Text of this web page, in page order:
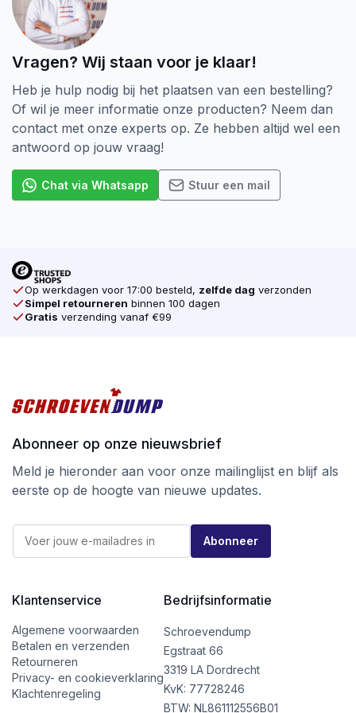
Tot slot is bij Schroevendump Next generation een
wijziging in de verpakking doorgevoerd. De vertrouwde
doos is gelijk gebleven, maar heeft nu geen kijkvenster
verwerkt is.
Ga voor kwaliteit tegen de beste prijs
bij schroevendump.nl en neem een kijkje op
onze instragrampagina.
Vragen? Wij staan voor je klaar!
Heb je hulp nodig bij het plaatsen van een bestelling?
Of wil je meer informatie onze producten? Neem dan
contact met onze experts op. Ze hebben altijd wel een
antwoord op jouw vraag!
Chat via Whatsapp Stuur een mail
Op werkdagen voor 17:00 besteld, zelfde dag verzonden
Simpel retourneren binnen 100 dagen
Gratis verzending vanaf €99
Abonneer op onze nieuwsbrief
Meld je hieronder aan voor onze mailinglijst en blijf als
eerste op de hoogte van nieuwe updates.
E
m
l
Abonneer
Klantenservice
Algemene voorwaarden
Betalen en verzenden
Retourneren
Privacy- en cookieverklaring
Klachtenregeling
Bedrijfsinformatie
Schroevendump
Egstraat 66
3319 LA Dordrecht
KvK: 77728246
BTW: NL861112556B01